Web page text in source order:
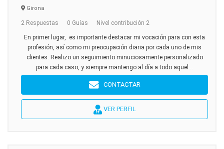
Girona
2 Respuestas 0 Guías Nivel contribución 2
En primer lugar, es importante destacar mi vocación para con esta
profesión, así como mi preocupación diaria por cada uno de mis
clientes. Realizo un seguimiento minuciosamente personalizado
para cada caso, y siempre mantengo al día a todo aquel...
CONTACTAR
VER PERFIL